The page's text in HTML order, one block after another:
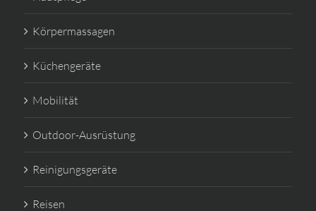
Körpermassagen
Küchengeräte
Mobilität
Outdoor-Ausrüstung
Reinigungsgeräte
Reisen